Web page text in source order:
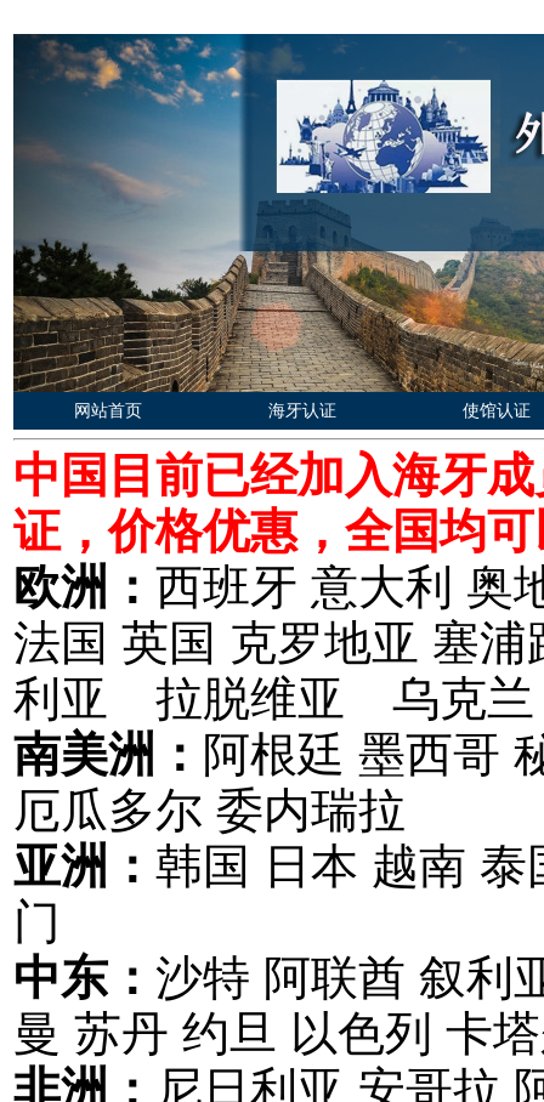
网站首页 海牙认证 使馆认证
中国目前已经加入海牙
证，价格优惠，全国均
欧洲： 西班牙 意大利 奥
法国 英国 克罗地亚 塞
利亚 拉脱维亚 乌克兰
南美洲： 阿根廷 墨西哥
厄瓜多尔 委内瑞拉
亚洲： 韩国 日本 越南
门
中东： 沙特 阿联酋 叙利
曼 苏丹 约旦 以色列 卡
非洲： 尼日利亚 安哥拉